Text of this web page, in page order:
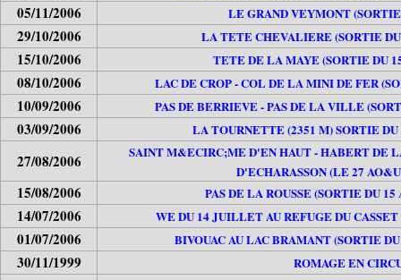
05/11/2006 LE GRAND VEYMONT
29/10/2006 LA TETE CHEVALIERE (SORTIE
15/10/2006 TETE DE LA MAYE (SORTIE DU
08/10/2006 LAC DE CROP - COL DE LA MINI DE FER
10/09/2006 PAS DE BERRIEVE - PAS DE LA VILLE
03/09/2006 LA TOURNETTE (2351 M) SORTIE
27/08/2006
SAINT M&ECIRC;ME D'EN HAUT - HABERT DE
D'ECHARASSON (LE 27
15/08/2006 PAS DE LA ROUSSE (SORTIE DU
14/07/2006 WE DU 14 JUILLET AU REFUGE DU
01/07/2006 BIVOUAC AU LAC BRAMANT (SORTIE
30/11/1999
ROMAGE EN